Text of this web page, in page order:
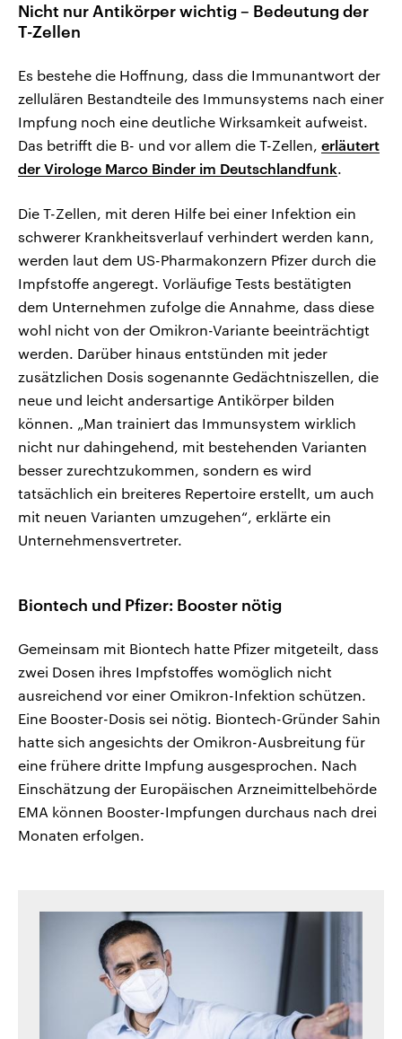
Nicht nur Antikörper wichtig – Bedeutung der
T-Zellen
Es bestehe die Hoffnung, dass die Immunantwort der
zellulären Bestandteile des Immunsystems nach einer
Impfung noch eine deutliche Wirksamkeit aufweist.
Das betrifft die B- und vor allem die T-Zellen, erläutert
der Virologe Marco Binder im Deutschlandfunk.
Die T-Zellen, mit deren Hilfe bei einer Infektion ein
schwerer Krankheitsverlauf verhindert werden kann,
werden laut dem US-Pharmakonzern Pfizer durch die
Impfstoffe angeregt. Vorläufige Tests bestätigten
dem Unternehmen zufolge die Annahme, dass diese
wohl nicht von der Omikron-Variante beeinträchtigt
werden. Darüber hinaus entstünden mit jeder
zusätzlichen Dosis sogenannte Gedächtniszellen, die
neue und leicht andersartige Antikörper bilden
können. „Man trainiert das Immunsystem wirklich
nicht nur dahingehend, mit bestehenden Varianten
besser zurechtzukommen, sondern es wird
tatsächlich ein breiteres Repertoire erstellt, um auch
mit neuen Varianten umzugehen“, erklärte ein
Unternehmensvertreter.
Biontech und Pfizer: Booster nötig
Gemeinsam mit Biontech hatte Pfizer mitgeteilt, dass
zwei Dosen ihres Impfstoffes womöglich nicht
ausreichend vor einer Omikron-Infektion schützen.
Eine Booster-Dosis sei nötig. Biontech-Gründer Sahin
hatte sich angesichts der Omikron-Ausbreitung für
eine frühere dritte Impfung ausgesprochen. Nach
Einschätzung der Europäischen Arzneimittelbehörde
EMA können Booster-Impfungen durchaus nach drei
Monaten erfolgen.